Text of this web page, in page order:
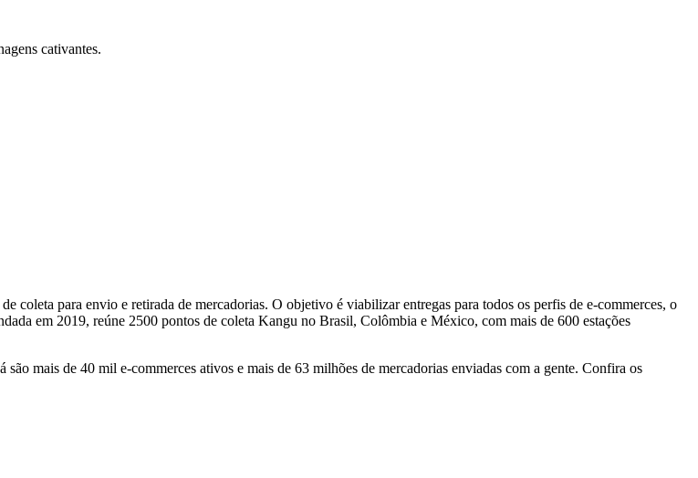
cativantes.
coleta para envio e retirada de mercadorias. O objetivo é viabilizar entregas para todos os perfis de e-commerces, o
em 2019, reúne 2500 pontos de coleta Kangu no Brasil, Colômbia e México, com mais de 600 estações
mais de 40 mil e-commerces ativos e mais de 63 milhões de mercadorias enviadas com a gente. Confira os